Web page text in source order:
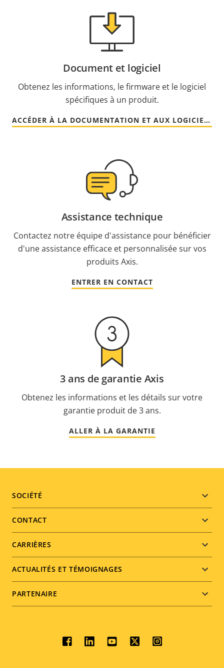
Document et logiciel
Obtenez les informations, le firmware et le logiciel
spécifiques à un produit.
ACCÉDER À LA DOCUMENTATION ET AUX LOGICIELS
Assistance technique
Contactez notre équipe d'assistance pour bénéficier
d'une assistance efficace et personnalisée sur vos
produits Axis.
ENTRER EN CONTACT
3 ans de garantie Axis
Obtenez les informations et les détails sur votre
garantie produit de 3 ans.
ALLER À LA GARANTIE
Footer
menu
SOCIÉTÉ
CONTACT
CARRIÈRES
ACTUALITÉS ET TÉMOIGNAGES
PARTENAIRE
Social